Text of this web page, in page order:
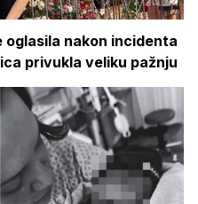
nakon incidenta
privukla veliku pažnju